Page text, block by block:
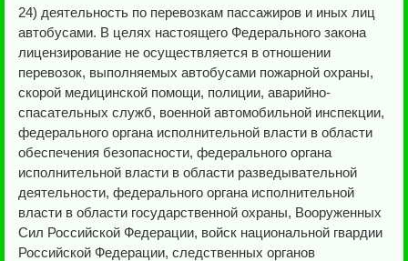
24) деятельность по перевозкам пассажиров и иных лиц
автобусами. В целях настоящего Федерального закона
лицензирование не осуществляется в отношении
перевозок, выполняемых автобусами пожарной охраны,
скорой медицинской помощи, полиции, аварийно-
спасательных служб, военной автомобильной инспекции,
федерального органа исполнительной власти в области
обеспечения безопасности, федерального органа
исполнительной власти в области разведывательной
деятельности, федерального органа исполнительной
власти в области государственной охраны, Вооруженных
Сил Российской Федерации, войск национальной гвардии
Российской Федерации, следственных органов